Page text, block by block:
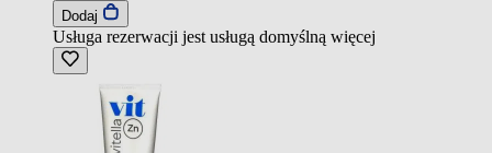
Dodaj
Usługa rezerwacji jest usługą domyślną więcej